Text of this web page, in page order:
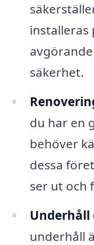
installeras
säkerhet.
du har en
behöver
dessa
ser ut och
Underhåll
underhåll